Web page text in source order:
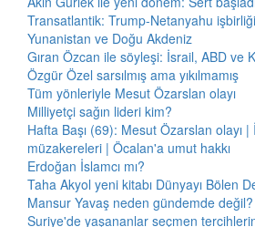
Transatlantik: Trump-Netanyahu
Yunanistan ve Doğu Akdeniz
Gıran Özcan ile söyleşi: İsrail, ABD ve
Özgür Özel sarsılmış ama yıkılmamış
Tüm yönleriyle Mesut Özarslan olayı
Milliyetçi sağın lideri kim?
Hafta Başı (69): Mesut Özarslan olayı
müzakereleri | Öcalan'a umut hakkı
Erdoğan İslamcı mı?
Taha Akyol yeni kitabı Dünyayı Bölen
Mansur Yavaş neden gündemde değil?
Suriye'de yaşananlar seçmen